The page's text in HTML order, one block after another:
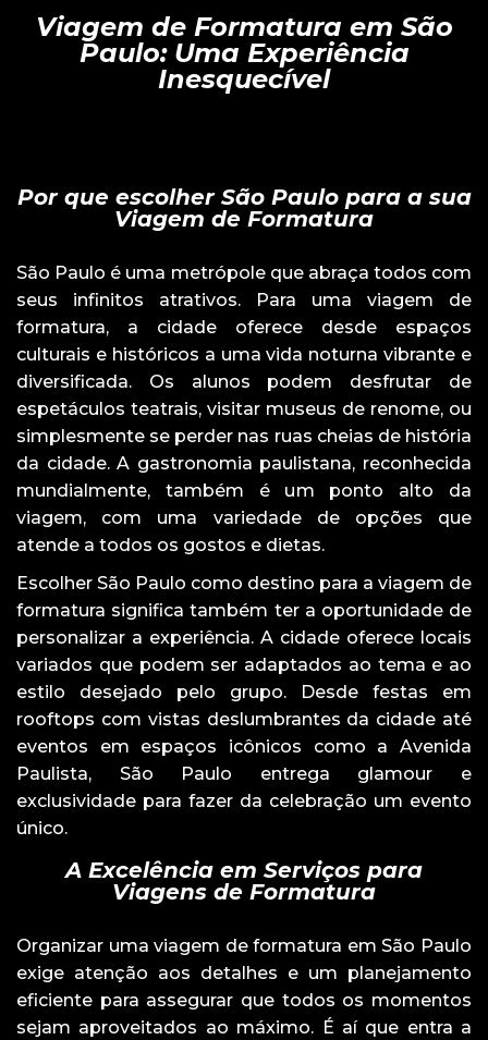
Viagem de Formatura em São
Paulo: Uma Experiência
Inesquecível
Por que escolher São Paulo para a sua
Viagem de Formatura
São Paulo é uma metrópole que abraça todos com
seus infinitos atrativos. Para uma viagem de
formatura, a cidade oferece desde espaços
culturais e históricos a uma vida noturna vibrante e
diversificada. Os alunos podem desfrutar de
espetáculos teatrais, visitar museus de renome, ou
simplesmente se perder nas ruas cheias de história
da cidade. A gastronomia paulistana, reconhecida
mundialmente, também é um ponto alto da
viagem, com uma variedade de opções que
atende a todos os gostos e dietas.
Escolher São Paulo como destino para a viagem de
formatura significa também ter a oportunidade de
personalizar a experiência. A cidade oferece locais
variados que podem ser adaptados ao tema e ao
estilo desejado pelo grupo. Desde festas em
rooftops com vistas deslumbrantes da cidade até
eventos em espaços icônicos como a Avenida
Paulista, São Paulo entrega glamour e
exclusividade para fazer da celebração um evento
único.
A Excelência em Serviços para
Viagens de Formatura
Organizar uma viagem de formatura em São Paulo
exige atenção aos detalhes e um planejamento
eficiente para assegurar que todos os momentos
sejam aproveitados ao máximo. É aí que entra a